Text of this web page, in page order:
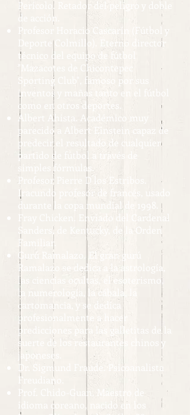
Perícolo. Retador del peligro y doble
de acción.
Profesor Horacio Cascarín (Fútbol y
Deporte Colmillo). Eterno director
técnico del equipo de fútbol
"Mazacotes de Chicontepec
Sporting Club", famoso por sus
inventos y mañas tanto en el fútbol
como en otros deportes.
Albert Ahista. Académico muy
parecido a Albert Einstein capaz de
predecir el resultado de cualquier
partido de fútbol a través de
simples fórmulas.
Profesor Pierre D´los Estribos.
Iracundo profesor de francés, usado
durante la copa mundial de 1998.
Fray Chicken. Enviado del Cardenal
Sanders, de Kentucky, de la Orden
Familiar.
Gurú Ramalazo. El gran gurú
Ramalazo se dedica a la astrología,
las ciencias ocultas, el esoterismo,
la numerología, la cábala, la
cartomancia, y se dedica
profesionalmente a hacer
predicciones para las galletitas de la
suerte de los restaurantes chinos y
japoneses.
Dr. Sigmund Fraude. Psicoanalista
Freudiano.
Prof. Chido-Guan. Maestro de
idioma coreano, nacido en los